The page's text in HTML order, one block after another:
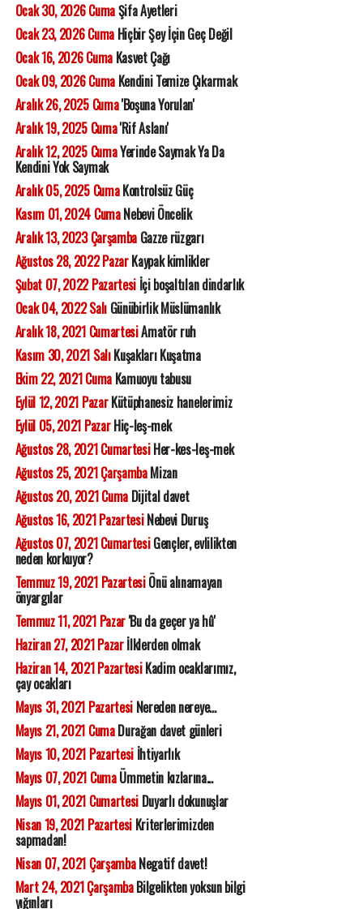
Ocak 30, 2026 CumaŞifa Ayetleri
Ocak 23, 2026 CumaHiçbir Şey İçin Geç Değil
Ocak 16, 2026 CumaKasvet Çağı
Ocak 09, 2026 CumaKendini Temize Çıkarmak
Aralık 26, 2025 Cuma'Boşuna Yorulan'
Aralık 19, 2025 Cuma'Rif Aslanı'
Aralık 12, 2025 CumaYerinde Saymak Ya Da
Kendini Yok Saymak
Aralık 05, 2025 CumaKontrolsüz Güç
Kasım 01, 2024 CumaNebevi Öncelik
Aralık 13, 2023 ÇarşambaGazze rüzgarı
Ağustos 28, 2022 PazarKaypak kimlikler
Şubat 07, 2022 Pazartesiİçi boşaltılan dindarlık
Ocak 04, 2022 SalıGünübirlik Müslümanlık
Aralık 18, 2021 CumartesiAmatör ruh
Kasım 30, 2021 SalıKuşakları Kuşatma
Ekim 22, 2021 CumaKamuoyu tabusu
Eylül 12, 2021 PazarKütüphanesiz hanelerimiz
Eylül 05, 2021 PazarHiç-leş-mek
Ağustos 28, 2021 CumartesiHer-kes-leş-mek
Ağustos 25, 2021 ÇarşambaMizan
Ağustos 20, 2021 CumaDijital davet
Ağustos 16, 2021 PazartesiNebevi Duruş
Ağustos 07, 2021 CumartesiGençler, evlilikten
neden korkuyor?
Temmuz 19, 2021 PazartesiÖnü alınamayan
önyargılar
Temmuz 11, 2021 Pazar'Bu da geçer ya hû'
Haziran 27, 2021 Pazarİlklerden olmak
Haziran 14, 2021 PazartesiKadim ocaklarımız,
çay ocakları
Mayıs 31, 2021 PazartesiNereden nereye...
Mayıs 21, 2021 CumaDurağan davet günleri
Mayıs 10, 2021 Pazartesiİhtiyarlık
Mayıs 07, 2021 CumaÜmmetin kızlarına...
Mayıs 01, 2021 CumartesiDuyarlı dokunuşlar
Nisan 19, 2021 PazartesiKriterlerimizden
sapmadan!
Nisan 07, 2021 ÇarşambaNegatif davet!
Mart 24, 2021 ÇarşambaBilgelikten yoksun bilgi
yığınları